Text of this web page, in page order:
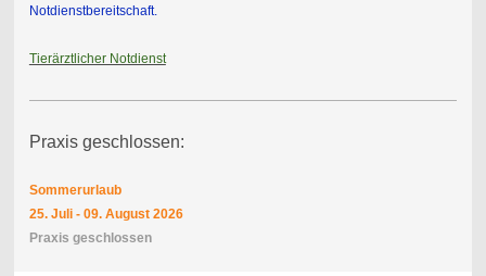
Notdienstbereitschaft.
Tierärztlicher Notdienst
Praxis geschlossen:
Sommerurlaub
25. Juli - 09. August 2026
Praxis geschlossen